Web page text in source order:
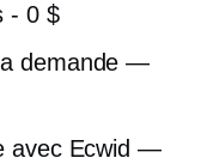
- 0 $
demande —
avec Ecwid —